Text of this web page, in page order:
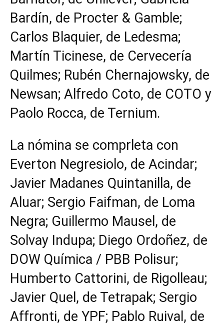
Bardín, de Procter & Gamble;
Carlos Blaquier, de Ledesma;
Martín Ticinese, de Cervecería
Quilmes; Rubén Chernajowsky, de
Newsan; Alfredo Coto, de COTO y
Paolo Rocca, de Ternium.
La nómina se comprleta con
Everton Negresiolo, de Acindar;
Javier Madanes Quintanilla, de
Aluar; Sergio Faifman, de Loma
Negra; Guillermo Mausel, de
Solvay Indupa; Diego Ordoñez, de
DOW Química / PBB Polisur;
Humberto Cattorini, de Rigolleau;
Javier Quel, de Tetrapak; Sergio
Affronti, de YPF; Pablo Ruival, de